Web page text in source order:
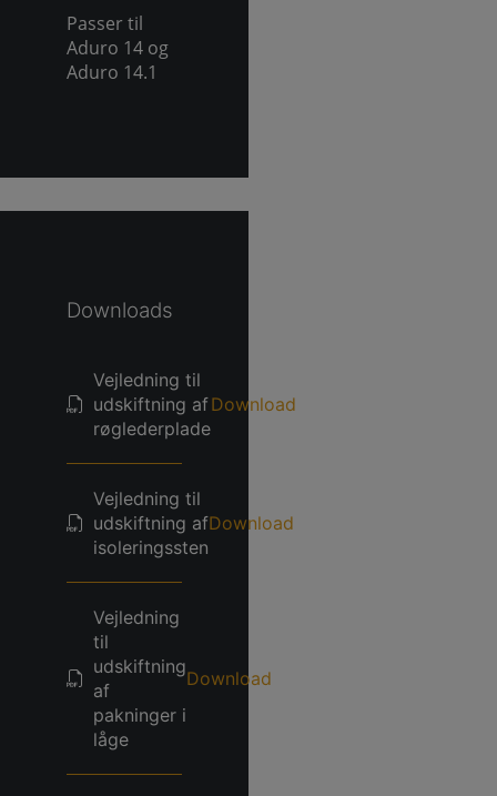
Passer til
Aduro 14 og
Aduro 14.1
Downloads
Vejledning til
udskiftning af
røglederplade
Download
Vejledning til
udskiftning af
isoleringssten
Download
Vejledning
til
udskiftning
af
pakninger i
låge
Download